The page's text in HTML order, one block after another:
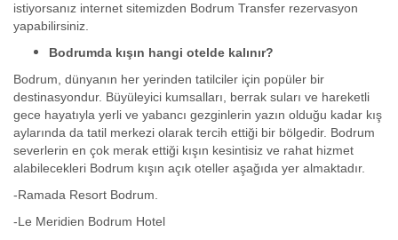
istiyorsanız internet sitemizden Bodrum Transfer rezervasyon
yapabilirsiniz.
Bodrumda kışın hangi otelde kalınır?
Bodrum, dünyanın her yerinden tatilciler için popüler bir
destinasyondur. Büyüleyici kumsalları, berrak suları ve hareketli
gece hayatıyla yerli ve yabancı gezginlerin yazın olduğu kadar kış
aylarında da tatil merkezi olarak tercih ettiği bir bölgedir. Bodrum
severlerin en çok merak ettiği kışın kesintisiz ve rahat hizmet
alabilecekleri Bodrum kışın açık oteller aşağıda yer almaktadır.
-Ramada Resort Bodrum.
-Le Meridien Bodrum Hotel